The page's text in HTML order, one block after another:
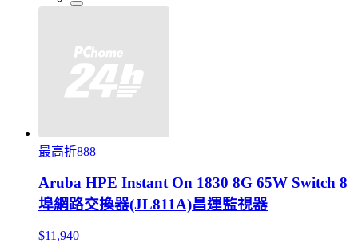
最高折888
Aruba HPE Instant On 1830 8G 65W Switch 8
埠網路交換器(JL811A)昌運監視器
$11,940